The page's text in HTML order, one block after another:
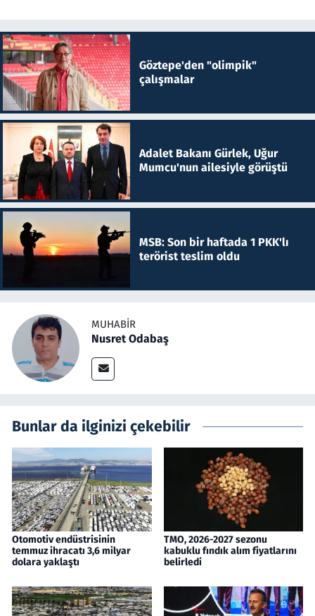
Göztepe'den "olimpik"
çalışmalar
Adalet Bakanı Gürlek, Uğur
Mumcu'nun ailesiyle görüştü
MSB: Son bir haftada 1 PKK'lı
terörist teslim oldu
MUHABIR
Nusret Odabaş
Bunlar da ilginizi çekebilir
Otomotiv endüstrisinin
temmuz ihracatı 3,6 milyar
dolara yaklaştı
TMO, 2026-2027 sezonu
kabuklu fındık alım fiyatlarını
belirledi